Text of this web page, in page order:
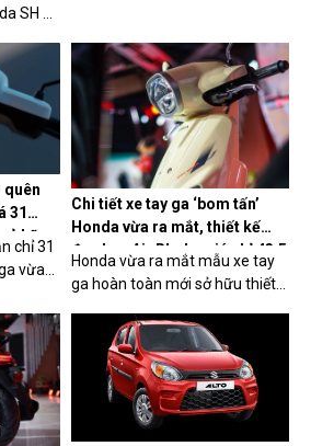
SH đã
khách
với một
quên
31
hữu
chỉ 31
vừa
quốc
Chi tiết xe tay ga ‘bom tấn’
Honda vừa ra mắt, thiết kế
đẹp hơn Air Blade, giá chỉ 43,5
Honda vừa ra mắt mẫu xe tay
ga hoàn toàn mới sở hữu thiết
chỉ từ 43,5 triệu đồng.